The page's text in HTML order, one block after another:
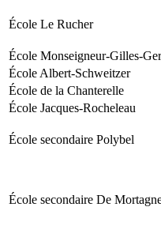
École Le Rucher
École Monseigneur-Gilles-
École Albert-Schweitzer
École de la Chanterelle
École Jacques-Rocheleau
École secondaire Polybel
École secondaire De